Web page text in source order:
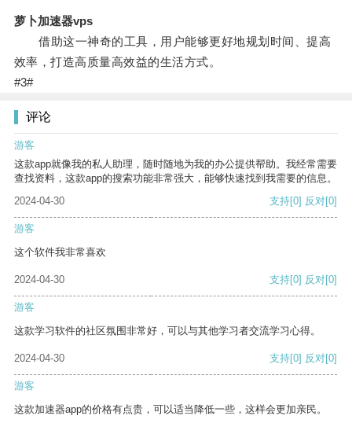
萝卜加速器vps
借助这一神奇的工具，用户能够更好地规划时间、提高
效率，打造高质量高效益的生活方式。
#3#
评论
游客
这款app就像我的私人助理，随时随地为我的办公提供帮助。我经常需要
查找资料，这款app的搜索功能非常强大，能够快速找到我需要的信息。
2024-04-30
支持[0] 反对[0]
游客
这个软件我非常喜欢
2024-04-30 支持[0] 反对[0]
游客
这款学习软件的社区氛围非常好，可以与其他学习者交流学习心得。
2024-04-30 支持[0] 反对[0]
游客
这款加速器app的价格有点贵，可以适当降低一些，这样会更加亲民。